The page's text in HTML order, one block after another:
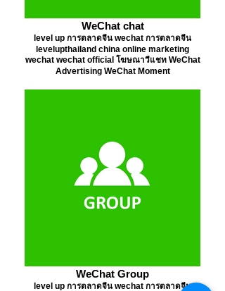
WeChat chat
level up การตลาดจีน wechat การตลาดจีน
levelupthailand china online marketing
wechat wechat official โฆษณาวีแชท WeChat
Advertising WeChat Moment
WeChat Group
level up การตลาดจีน wechat การตลาดจีน